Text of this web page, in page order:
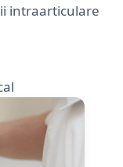
intraarticulare